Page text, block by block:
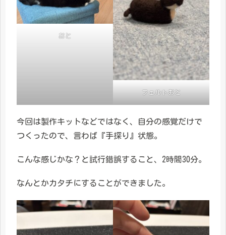
おと
フェルトおと
今回は製作キットなどではなく、自分の感覚だけで
つくったので、言わば『手探り』状態。
こんな感じかな？と試行錯誤すること、2時間30分。
なんとかカタチにすることができました。